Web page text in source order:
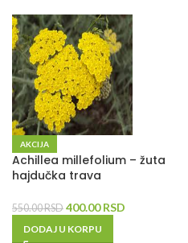
AKCIJA
Achillea millefolium – žuta
hajdučka trava
550.00RSD 400.00RSD
DODAJ U KORPU